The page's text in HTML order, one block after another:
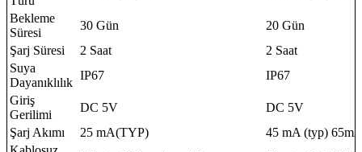
Bekleme
Süresi
30 Gün
20 Gün
Şarj Süresi
2 Saat
2 Saat
Suya
Dayanıklılık
IP67
IP67
Giriş
Gerilimi
DC 5V
DC 5V
Şarj Akımı
25 mA(TYP)
45 mA (typ)